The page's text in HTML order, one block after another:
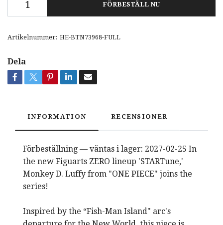
FÖRBESTÄLL NU
Artikelnummer: HE-BTN73968-FULL
Dela
INFORMATION RECENSIONER
Förbeställning — väntas i lager: 2027-02-25 In
the new Figuarts ZERO lineup 'STARTune,'
Monkey D. Luffy from "ONE PIECE" joins the
series!
Inspired by the “Fish-Man Island" arc's